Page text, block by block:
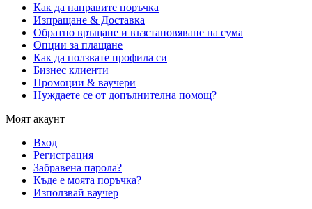
Как да направите поръчка
Изпращане & Доставка
Обратно връщане и възстановяване на сума
Опции за плащане
Как да ползвате профила си
Бизнес клиенти
Промоции & ваучери
Нуждаете се от допълнителна помощ?
Моят акаунт
Вход
Регистрация
Забравена парола?
Къде е моята поръчка?
Използвай ваучер